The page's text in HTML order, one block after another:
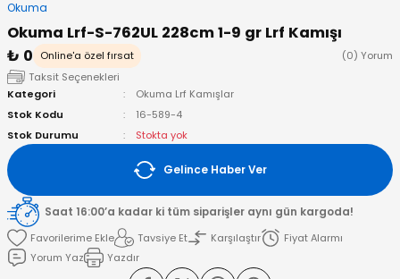
Okuma
Okuma Lrf-S-762UL 228cm 1-9 gr Lrf Kamışı
₺ 0
Online'a özel fırsat
(0) Yorum
Taksit Seçenekleri
Kategori
Okuma Lrf Kamışlar
Stok Kodu
16-589-4
Stok Durumu
Stokta yok
Gelince Haber Ver
Saat 16:00’a kadar ki tüm siparişler aynı gün kargoda!
Tavsiye Et
Karşılaştır
Fiyat Alarmı
Yorum Yaz
Yazdır
Kamışlar
Misinalar
& El Feneri